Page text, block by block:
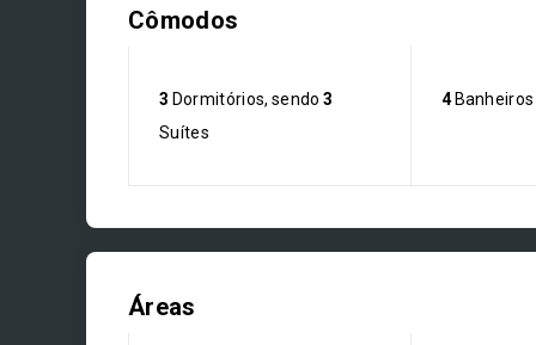
Cômodos
3 Dormitórios, sendo3
Suítes
4Banheiros
Áreas